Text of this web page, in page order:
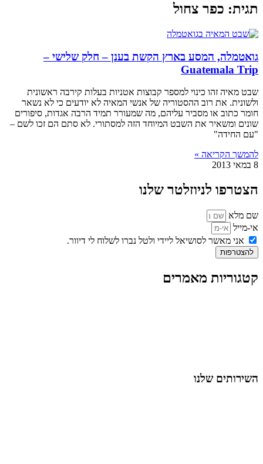
תגית: כפר צחול
גואטמלה, המסע בארץ הקשת בענן – חלק שלישי –
Guatemala Trip
שבט מאיה זהו כינוי למספר קבוצות אטניות בעלות קירבה ראשונית
ולשונית. את רוב ההסטוריה של אנשי המאיה לא יודעים כי לא נשאר
חומר כתוב או מסביר עליהם, מה שמעורר תמיד הרבה אגדות, סיפורים
שונים ומשאיר את השבט המיוחד הזה למסתורי. לא סתם הם זכו לשם –
"עם החידה"
להמשך הקריאה »
8 במאי 2013
הצטרפו לניוזלטר שלנו
שם מלא
אי-מייל
אני מאשר לסושיאל ליידי ולטל נברו לשלוח לי דיוור.
להצטרפות
קטגוריות מאמרים
השירותים שלנו